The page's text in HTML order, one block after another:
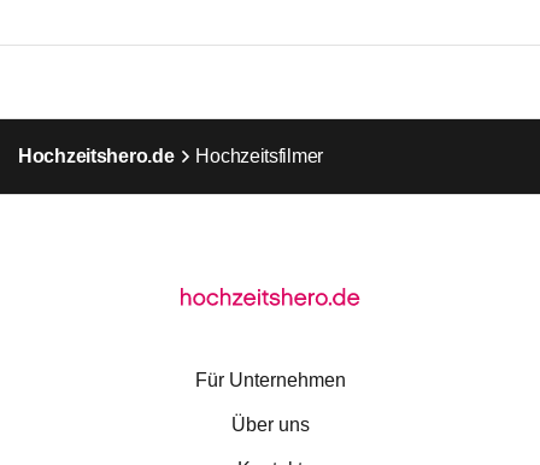
Hochzeitshero.de Hochzeitsfilmer
Für Unternehmen
Über uns